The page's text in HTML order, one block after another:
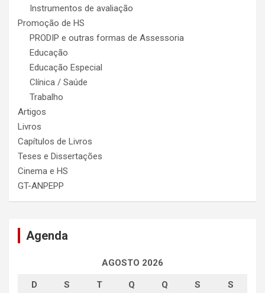
Instrumentos de avaliação
Promoção de HS
PRODIP e outras formas de Assessoria
Educação
Educação Especial
Clínica / Saúde
Trabalho
Artigos
Livros
Capítulos de Livros
Teses e Dissertações
Cinema e HS
GT-ANPEPP
Agenda
AGOSTO 2026
D S T Q Q S S